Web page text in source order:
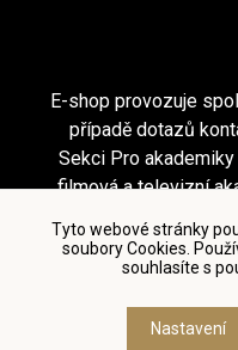
Tyto webové stránky
soubory Cookies.
souhlasíte s
Nastavení
E-shop provozuje
případě dotazů
Sekci Pro
filmová a televizní
Podmínky užití a